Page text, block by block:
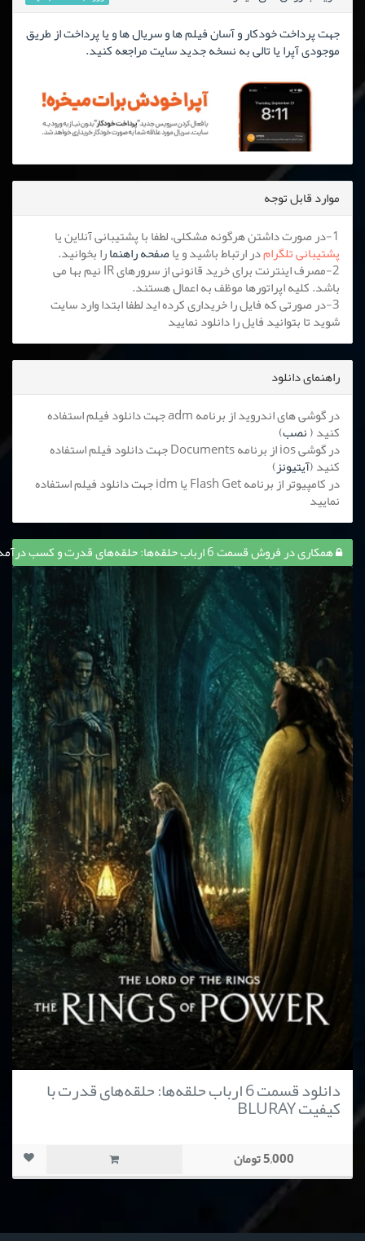
جهت پرداخت خودکار و آسان فیلم ها و سریال ها و یا پرداخت از طریق
موجودی آپرا یا تالی به نسخه جدید سایت مراجعه کنید.
موارد قابل توجه
1-در صورت داشتن هرگونه مشکلی، لطفا با پشتیبانی آنلاین یا
پشتیبانی تلگرامدر ارتباط باشید و یاصفحه راهنمارا بخوانید.
2-مصرف اینترنت برای خرید قانونی از سرورهای IR نیم بها می
باشد. کلیه اپراتورها موظف به اعمال هستند.
3-در صورتی که فایل را خریداری کرده اید لطفا ابتدا وارد سایت
شوید تا بتوانید فایل را دانلود نمایید
راهنمای دانلود
در گوشی های اندروید از برنامه adm جهت دانلود فیلم استفاده
کنید (نصب)
در گوشی ios از برنامه Documents جهت دانلود فیلم استفاده
کنید (آیتیونز)
در کامپیوتر از برنامه Flash Get یا idm جهت دانلود فیلم استفاده
نمایید
همکاری در فروش قسمت 6 ارباب حلقه‌ها: حلقه‌های قدرت و کسب درآمد از آن
دانلود قسمت 6 ارباب حلقه‌ها: حلقه‌های قدرت با
کیفیت BLURAY
5,000 تومان